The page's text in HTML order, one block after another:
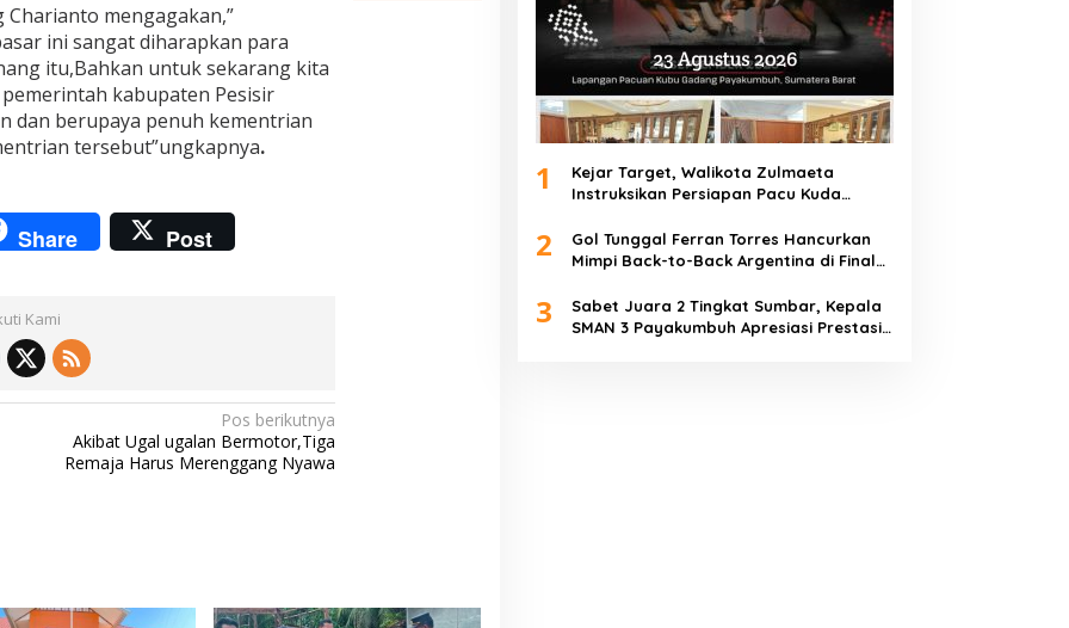
mengagakan,”
ini sangat diharapkan para
itu,Bahkan untuk sekarang kita
kabupaten Pesisir
dan berupaya penuh kementrian
tersebut”ungkapnya.
Share Post
Kami
Pos berikutnya
Akibat Ugal ugalan Bermotor,Tiga
Remaja Harus Merenggang Nyawa
1
Kejar Target, Walikota Zulmaeta
Instruksikan Persiapan Pacu Kuda
2
Gol Tunggal Ferran Torres Hancurkan
Mimpi Back-to-Back Argentina di Final
3
Sabet Juara 2 Tingkat Sumbar, Kepala
SMAN 3 Payakumbuh Apresiasi Prestasi